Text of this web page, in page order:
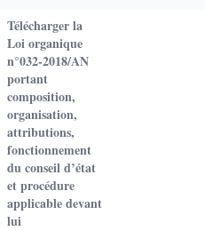
Télécharger la
Loi organique
n°032-2018/AN
portant
composition,
organisation,
attributions,
fonctionnement
du conseil d’état
et procédure
applicable devant
lui